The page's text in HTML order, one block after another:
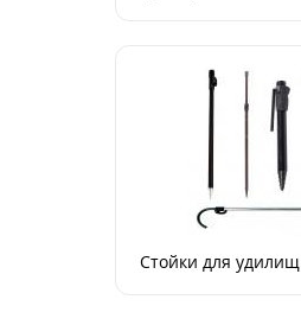
Стойки для удилищ